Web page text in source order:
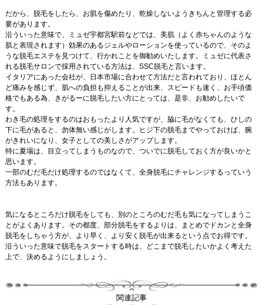
だから、脱毛をしたら、お肌を傷めたり、乾燥しないようきちんと管理する必
要があります。
沿ういった意味で、ミュゼ宇都宮駅前などでは、美肌（よく赤ちゃんのような
肌と表現されます）効果のあるジェルやローションを使っているので、そのよ
うな脱毛エステを見つけて、行かれことを御勧めいたします。ミュゼに代表さ
れる脱毛サロンで採用されている方法は、SSC脱毛と言います。
イタリアにあった会社が、日本市場に合わせて方法だと言われており、ほとん
ど痛みを感じず、肌への負担も抑えることが出来、スピードも速く、お手頃価
格でもある為、きがるーに脱毛したい方にとっては、是非、お勧めしたいで
す。
わき毛の処理をするのはおもったより人気ですが、脇に毛がなくても、ひしの
下に毛があると、勿体無い感じがします。ヒジ下の脱毛までやっておけば、腕
がきれいになり、女子としての美しさがアップします。
特に夏場は、目立ってしまうものなので、ついでに脱毛しておく方が良いかと
思います。
一部のむだ毛だけ処理するのではなくて、全身脱毛にチャレンジするっていう
方法もあります。
気になるところだけ脱毛をしても、別のところのむだ毛も気になってしまうこ
とがよくあります。その都度、部分脱毛をするよりは、まとめでドカンと全身
脱毛をしちゃう方が、より早く、より安く脱毛が出来るという点でお得です。
沿ういった意味で脱毛をスタートする時は、どこまで脱毛したいかよく考えた
上で、決めるようにしましょう。
関連記事